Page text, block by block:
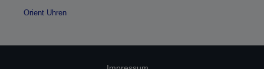
Orient Uhren